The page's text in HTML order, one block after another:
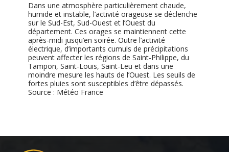
Dans une atmosphère particulièrement chaude,
humide et instable, l’activité orageuse se déclenche
sur le Sud-Est, Sud-Ouest et l’Ouest du
département. Ces orages se maintiennent cette
après-midi jusqu’en soirée. Outre l’activité
électrique, d’importants cumuls de précipitations
peuvent affecter les régions de Saint-Philippe, du
Tampon, Saint-Louis, Saint-Leu et dans une
moindre mesure les hauts de l’Ouest. Les seuils de
fortes pluies sont susceptibles d’être dépassés.
Source : Météo France